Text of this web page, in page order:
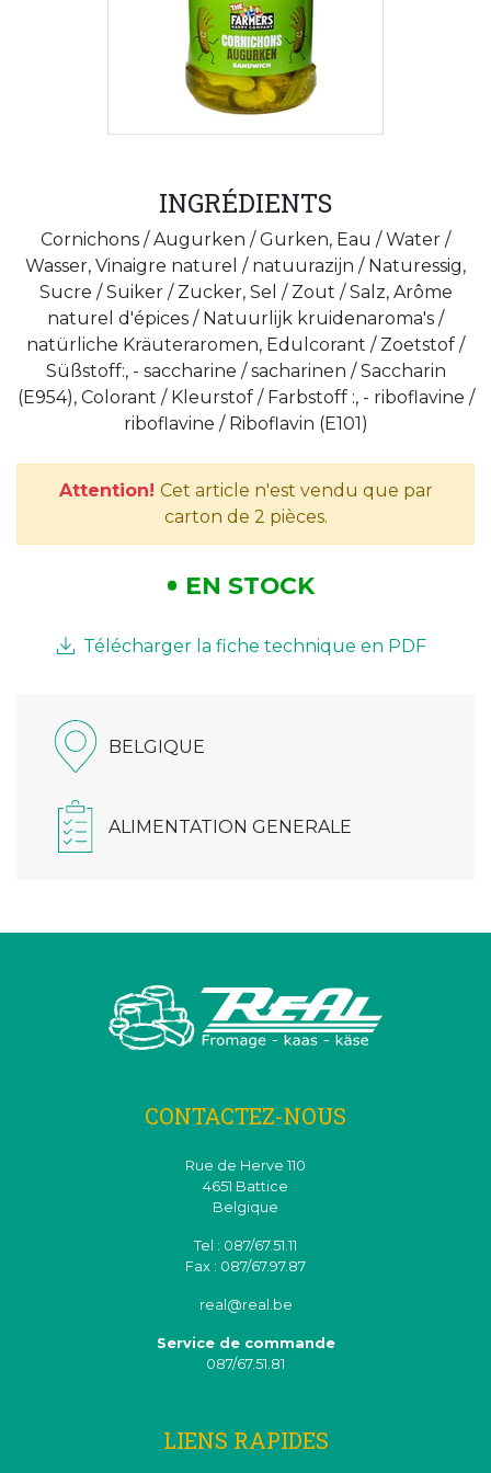
INGRÉDIENTS
Cornichons / Augurken / Gurken, Eau / Water /
Wasser, Vinaigre naturel / natuurazijn / Naturessig,
Sucre / Suiker / Zucker, Sel / Zout / Salz, Arôme
naturel d'épices / Natuurlijk kruidenaroma's /
natürliche Kräuteraromen, Edulcorant / Zoetstof /
Süßstoff:, - saccharine / sacharinen / Saccharin
(E954), Colorant / Kleurstof / Farbstoff :, - riboflavine /
riboflavine / Riboflavin (E101)
Attention! Cet article n'est vendu que par
carton de 2 pièces.
EN STOCK
Télécharger la fiche technique en PDF
BELGIQUE
ALIMENTATION GENERALE
CONTACTEZ-NOUS
Rue de Herve 110
4651 Battice
Belgique
Tel : 087/67.51.11
Fax : 087/67.97.87
real@real.be
Service de commande
087/67.51.81
LIENS RAPIDES